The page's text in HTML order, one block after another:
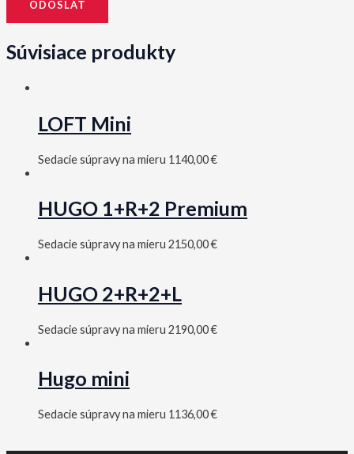
Súvisiace produkty
LOFT Mini
Sedacie súpravy na mieru 1140,00€
HUGO 1+R+2 Premium
Sedacie súpravy na mieru 2150,00€
HUGO 2+R+2+L
Sedacie súpravy na mieru 2190,00€
Hugo mini
Sedacie súpravy na mieru 1136,00€